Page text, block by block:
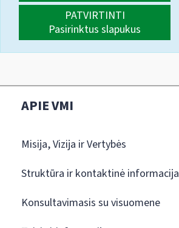
PATVIRTINTI
Pasirinktus slapukus
APIE VMI
Misija, Vizija ir Vertybės
Struktūra ir kontaktinė informacija
Konsultavimasis su visuomene